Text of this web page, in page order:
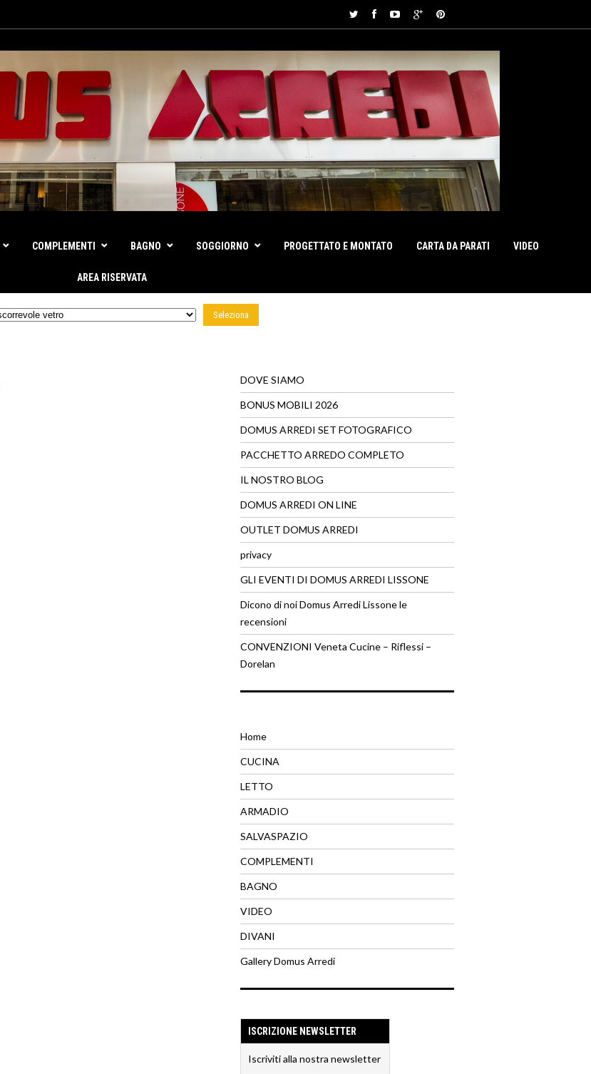
COMPLEMENTI BAGNO SOGGIORNO PROGETTATO E MONTATO CARTA DA PARATI VIDEO
AREA RISERVATA
DOVE SIAMO
BONUS MOBILI 2026
DOMUS ARREDI SET FOTOGRAFICO
PACCHETTO ARREDO COMPLETO
IL NOSTRO BLOG
DOMUS ARREDI ON LINE
OUTLET DOMUS ARREDI
privacy
GLI EVENTI DI DOMUS ARREDI LISSONE
Dicono di noi Domus Arredi Lissone le
recensioni
CONVENZIONI Veneta Cucine – Riflessi –
Dorelan
Home
CUCINA
LETTO
ARMADIO
SALVASPAZIO
COMPLEMENTI
BAGNO
VIDEO
DIVANI
Gallery Domus Arredi
ISCRIZIONE NEWSLETTER
Iscriviti alla nostra newsletter